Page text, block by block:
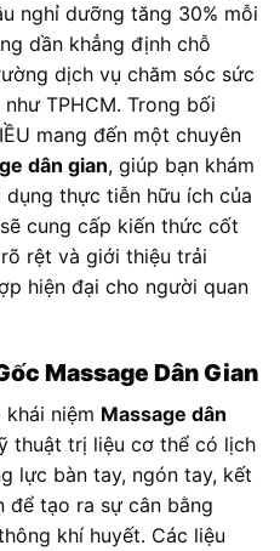
nghỉ dưỡng tăng 30% mỗi
dần khẳng định chỗ
dịch vụ chăm sóc sức
TPHCM. Trong bối
mang đến một chuyên
dân gian, giúp bạn khám
thực tiễn hữu ích của
cung cấp kiến thức cốt
rệt và giới thiệu trải
hiện đại cho người quan
Massage Dân Gian
khái niệm Massage dân
thuật trị liệu cơ thể có lịch
lực bàn tay, ngón tay, kết
để tạo ra sự cân bằng
khí huyết. Các liệu